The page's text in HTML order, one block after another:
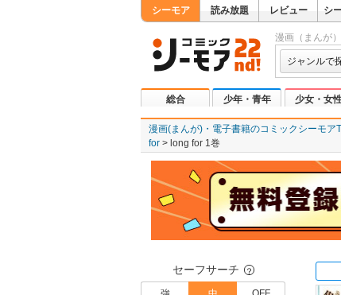
シーモア 読み放題 レビュー シ
漫画（まんが
ジャンルで
総合 少年・青年 少女・女
漫画(まんが)・電子書籍のコミックシーモア
for
long for 1巻
セーフサーチ ？